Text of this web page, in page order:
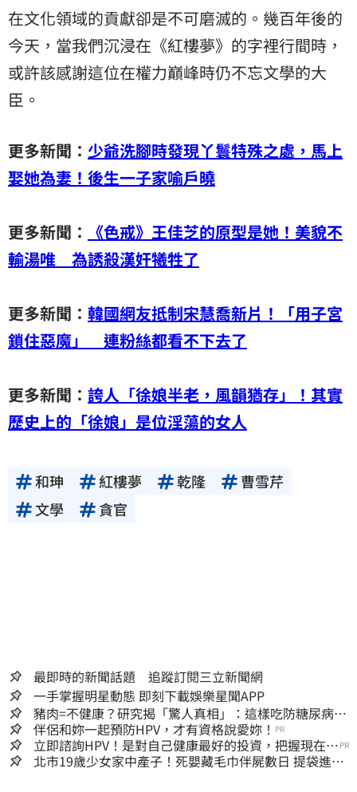
在文化領域的貢獻卻是不可磨滅的。幾百年後的
今天，當我們沉浸在《紅樓夢》的字裡行間時，
或許該感謝這位在權力巔峰時仍不忘文學的大
臣。
更多新聞： 少爺洗腳時發現丫鬟特殊之處，馬上
娶她為妻！後生一子家喻戶曉
更多新聞：
《色戒》王佳芝的原型是她！美貌不
輸湯唯 為誘殺漢奸犧牲了
更多新聞： 韓國網友抵制宋慧喬新片！「用子宮
鎖住惡魔」 連粉絲都看不下去了
更多新聞： 誇人「徐娘半老，風韻猶存」！其實
歷史上的「徐娘」是位淫蕩的女人
和珅 紅樓夢 乾隆
曹雪芹
文學
貪官
最即時的新聞話題 追蹤訂閱三立新聞網
一手掌握明星動態 即刻下載娛樂星聞APP
豬肉=不健康？研究揭「驚人真相」：這樣吃防糖尿病、
降膽固醇
伴侶和妳一起預防HPV，才有資格說愛妳！ PR
立即諮詢HPV！是對自己健康最好的投資，把握現在不
嫌晚！
PR
北市19歲少女家中產子！死嬰藏毛巾伴屍數日 提袋進派